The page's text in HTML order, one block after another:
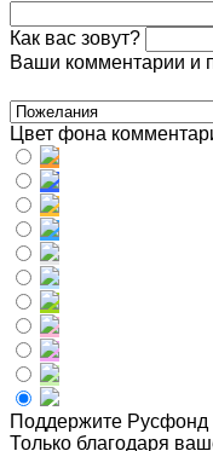
Как вас зовут?
Ваши комментарии и
Цвет фона
Поддержите Русфонд
Только благодаря